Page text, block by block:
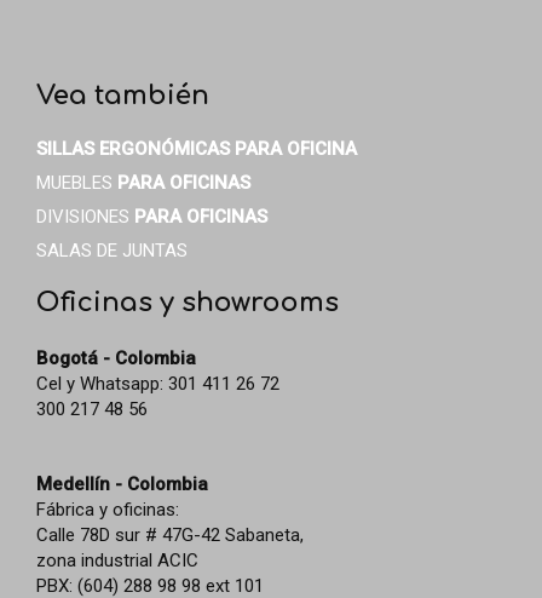
Vea también
SILLAS ERGONÓMICAS PARA OFICINA
MUEBLES PARA OFICINAS
DIVISIONES PARA OFICINAS
SALAS DE JUNTAS
Oficinas y showrooms
Bogotá - Colombia
Cel y Whatsapp: 301 411 26 72
300 217 48 56
Medellín - Colombia
Fábrica y oficinas:
Calle 78D sur # 47G-42 Sabaneta,
zona industrial ACIC
PBX: (604) 288 98 98 ext 101